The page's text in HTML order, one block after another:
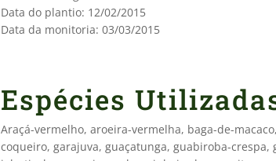
Data do plantio: 12/02/2015
Data da monitoria: 03/03/2015
Espécies
Araçá-vermelho, aroeira-vermelha, baga-de-
coqueiro, garajuva, guaçatunga, guabiroba-